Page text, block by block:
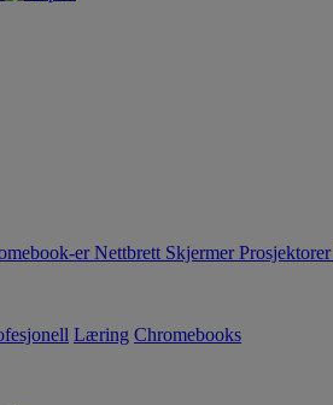
erNettbrett SkjermerProsjektorer
Læring Chromebooks